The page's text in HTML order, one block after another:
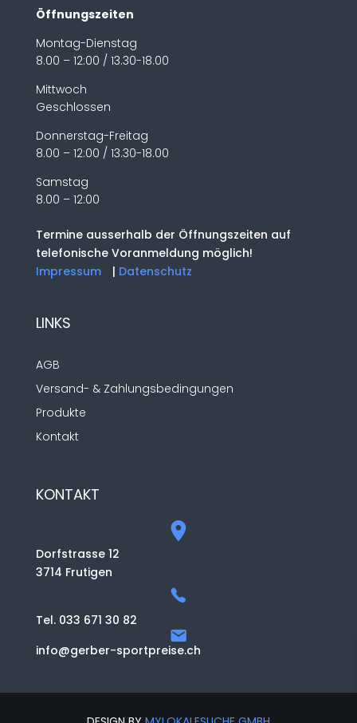
Öffnungszeiten
Montag-Dienstag
8.00 – 12:00 / 13.30-18.00
Mittwoch
Geschlossen
Donnerstag-Freitag
8.00 – 12:00 / 13.30-18.00
Samstag
8.00 – 12:00
Termine ausserhalb der Öffnungszeiten auf
telefonische Voranmeldung möglich!
Impressum
| Datenschutz
LINKS
AGB
Versand- & Zahlungsbedingungen
Produkte
Kontakt
KONTAKT
Dorfstrasse 12
3714 Frutigen
Tel. 033 671 30 82
info@gerber-sportpreise.ch